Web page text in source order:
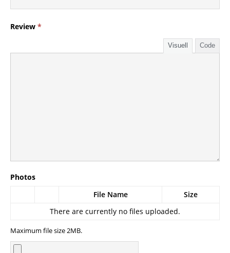
Review *
Visuell Code
Photos
File Name
Size
There are currently no files uploaded.
Maximum file size 2MB.